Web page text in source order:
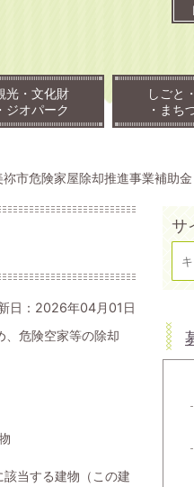
光・文化財
・ジオパーク
しごと
・まち
祢市危険家屋除却推進事業補助金
日：2026年04月01日
、危険空家等の除却
当する建物（この建
サ